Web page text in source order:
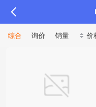
综合 询价 销量 价